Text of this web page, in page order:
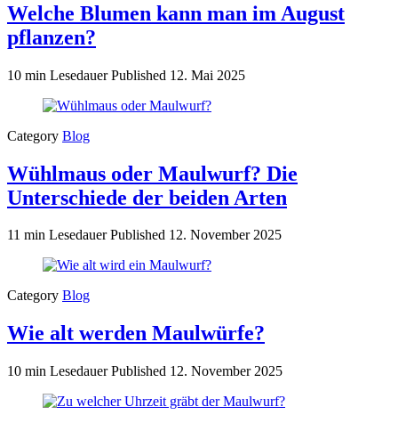
Welche Blumen kann man im August
pflanzen?
10 min LesedauerPublished 12. Mai 2025
Category Blog
Wühlmaus oder Maulwurf? Die
Unterschiede der beiden Arten
11 min LesedauerPublished 12. November 2025
Category Blog
Wie alt werden Maulwürfe?
10 min LesedauerPublished 12. November 2025